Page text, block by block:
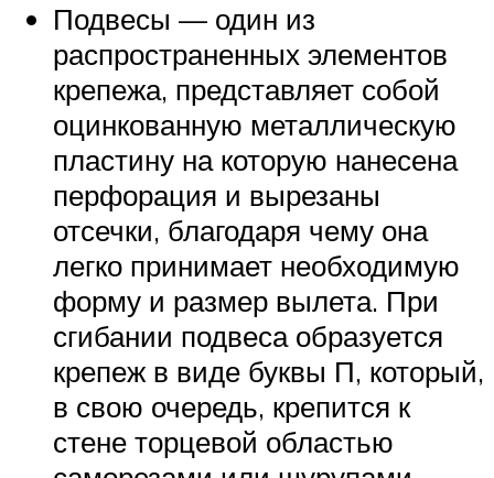
Подвесы — один из
распространенных элементов
крепежа, представляет собой
оцинкованную металлическую
пластину на которую нанесена
перфорация и вырезаны
отсечки, благодаря чему она
легко принимает необходимую
форму и размер вылета. При
сгибании подвеса образуется
крепеж в виде буквы П, который,
в свою очередь, крепится к
стене торцевой областью